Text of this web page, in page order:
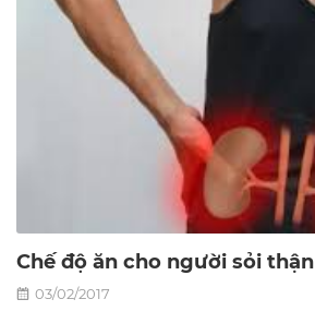
Chế độ ăn cho người sỏi thận
03/02/2017